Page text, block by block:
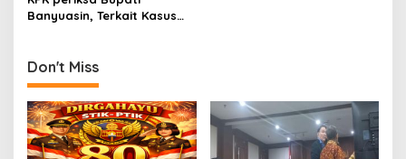
g
t
i
o
n
Banyuasin, Terkait Kasus
Don't Miss